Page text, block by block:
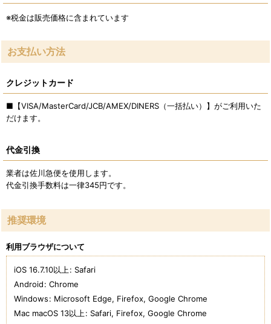
※税金は販売価格に含まれています
お支払い方法
クレジットカード
■【VISA/MasterCard/JCB/AMEX/DINERS（一括払い）】がご利用いた
だけます。
代金引換
業者は佐川急便を使用します。
代金引換手数料は一律345円です。
推奨環境
利用ブラウザについて
iOS 16.7.10以上: Safari
Android: Chrome
Windows: Microsoft Edge, Firefox, Google Chrome
Mac macOS 13以上: Safari, Firefox, Google Chrome